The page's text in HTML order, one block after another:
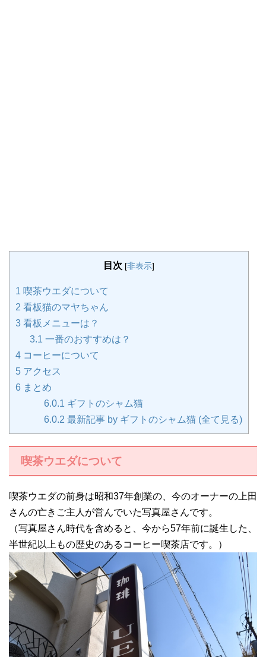
目次 [非表示]
1 喫茶ウエダについて
2 看板猫のマヤちゃん
3 看板メニューは？
3.1 一番のおすすめは？
4 コーヒーについて
5 アクセス
6 まとめ
6.0.1 ギフトのシャム猫
6.0.2 最新記事 by ギフトのシャム猫 (全て見る)
喫茶ウエダについて
喫茶ウエダの前身は昭和37年創業の、今のオーナーの上田
さんの亡きご主人が営んでいた写真屋さんです。
（写真屋さん時代を含めると、今から57年前に誕生した、
半世紀以上もの歴史のあるコーヒー喫茶店です。）